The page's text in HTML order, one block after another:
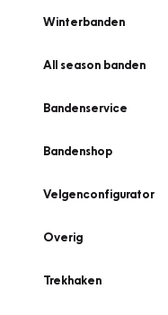
Winterbanden
All season banden
Bandenservice
Bandenshop
Velgenconfigurator
Overig
Trekhaken